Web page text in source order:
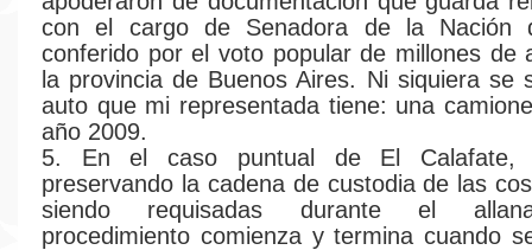
con el cargo de Senadora de la Nación
conferido por el voto popular de millones de
la provincia de Buenos Aires. Ni siquiera se
auto que mi representada tiene: una
año 2009.
5. En el caso puntual de El
preservando la cadena de custodia de las
siendo requisadas durante el
procedimiento comienza y termina cuando